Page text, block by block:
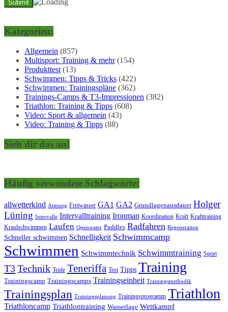
Kategorien:
Allgemein (857)
Multisport: Training & mehr(154)
Produkttest (13)
Schwimmen: Tipps & Tricks (422)
Schwimmen: Trainingspläne (362)
Trainings-Camps & T3-Impressionen (382)
Triathlon: Training & Tipps (608)
Video: Sport & allgemein (43)
Video: Training & Tipps (88)
Sieh dir das an!
Häufig verwendete Schlagworte:
allwetterkind Atmung Freiwasser GA1 GA2 Grundlagenausdauer Holger
Lüning Intervalle Intervalltraining Ironman Koordination Kraft Krafttraining
Kraulschwimmen Laufen Openwater Paddles Radfahren Regeneration
Schneller schwimmen Schnelligkeit Schwimmcamp
Schwimmen Schwimmtechnik Schwimmtraining Sport
T3Technik Teide Teneriffa Test Tipps Training
Trainingscamp Trainingscamps Trainingseinheit Trainingsmethodik
Trainingsplan Trainingsplanung Trainingsprogramm Triathlon
Triathloncamp Triathlontraining Wasserlage Wettkampf